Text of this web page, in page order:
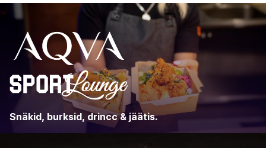
AQVA SPORT LOUNGE
Snäkid, burksid, drincc & jäätis.